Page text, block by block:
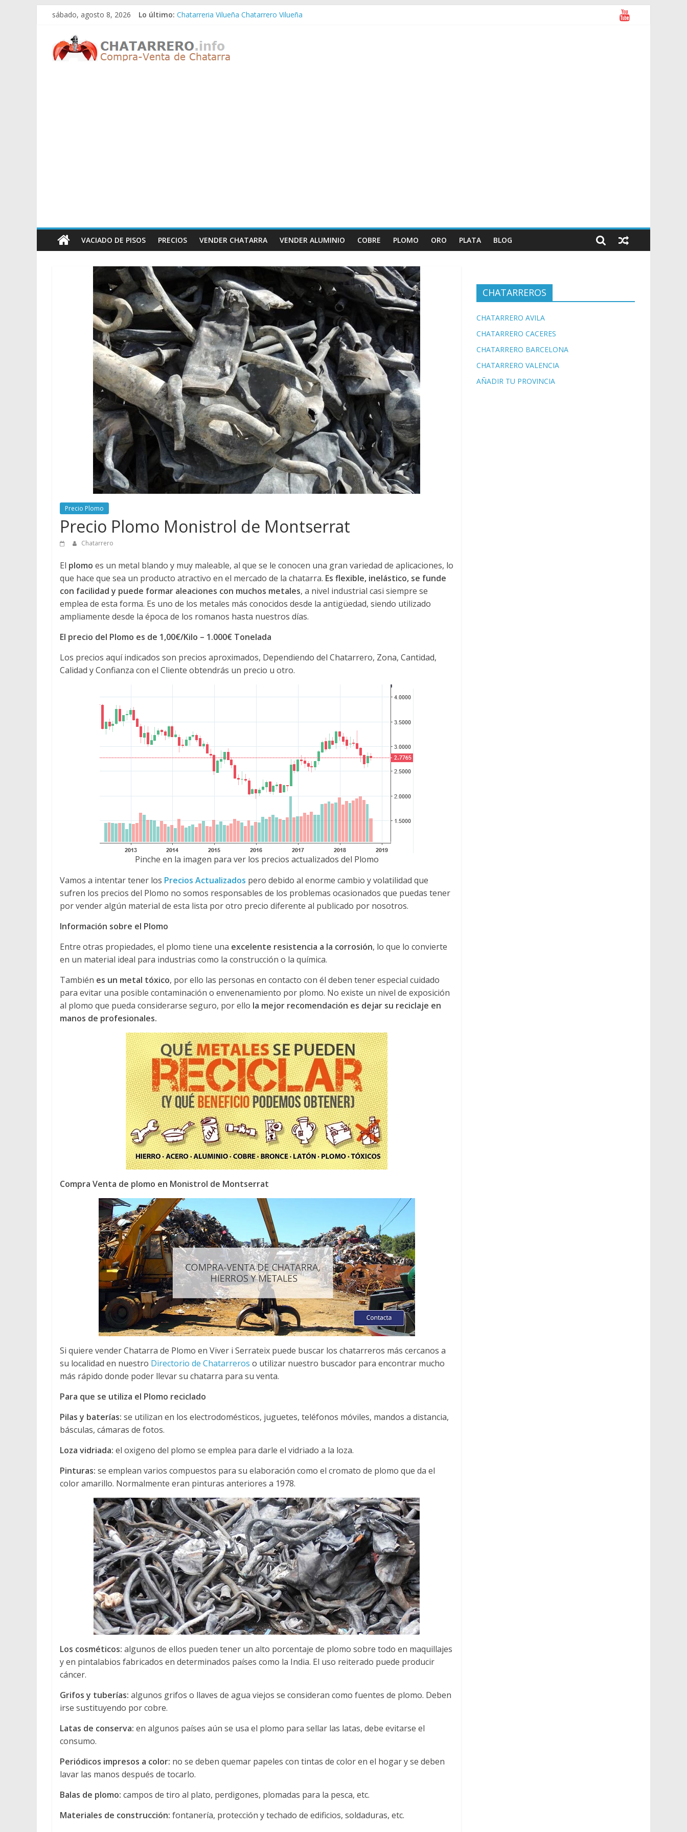
Saltar
contenido
sábado, agosto 8, 2026 Lo último: Chatarreria Vilueña Chatarrero Vilueña
Chatarreria Zaida Chatarrero Zaida
Chatarreria Vistabella Chatarrero Vistabella
Chatarreros
vender
ChatarraVACIADO DE PISOS PRECIOS VENDER CHATARRA VENDER ALUMINIO COBRE PLOMO ORO PLATA BLOG
Precio Plomo
Precio Plomo Monistrol de Montserrat
Chatarrero
El plomo es un metal blando y muy maleable, al que se le conocen una gran variedad de aplicaciones, lo
que hace que sea un producto atractivo en el mercado de la chatarra. Es flexible, inelástico, se funde
con facilidad y puede formar aleaciones con muchos metales, a nivel industrial casi siempre se
emplea de esta forma. Es uno de los metales más conocidos desde la antigüedad, siendo utilizado
ampliamente desde la época de los romanos hasta nuestros días.
El precio del Plomo es de 1,00€/Kilo – 1.000€ Tonelada
Los precios aquí indicados son precios aproximados, Dependiendo del Chatarrero, Zona, Cantidad,
Calidad y Confianza con el Cliente obtendrás un precio u otro.
Pinche en la imagen para ver los precios actualizados del Plomo
Vamos a intentar tener los Precios Actualizados pero debido al enorme cambio y volatilidad que
sufren los precios del Plomo no somos responsables de los problemas ocasionados que puedas tener
por vender algún material de esta lista por otro precio diferente al publicado por nosotros.
Información sobre el Plomo
Entre otras propiedades, el plomo tiene una excelente resistencia a la corrosión, lo que lo convierte
en un material ideal para industrias como la construcción o la química.
También es un metal tóxico, por ello las personas en contacto con él deben tener especial cuidado
para evitar una posible contaminación o envenenamiento por plomo. No existe un nivel de exposición
al plomo que pueda considerarse seguro, por ello la mejor recomendación es dejar su reciclaje en
manos de profesionales.
Compra Venta de plomo en Monistrol de Montserrat
Si quiere vender Chatarra de Plomo en Viver i Serrateix puede buscar los chatarreros más cercanos a
su localidad en nuestro Directorio de Chatarreros o utilizar nuestro buscador para encontrar mucho
más rápido donde poder llevar su chatarra para su venta.
Para que se utiliza el Plomo reciclado
Pilas y baterías: se utilizan en los electrodomésticos, juguetes, teléfonos móviles, mandos a distancia,
básculas, cámaras de fotos.
Loza vidriada: el oxigeno del plomo se emplea para darle el vidriado a la loza.
Pinturas: se emplean varios compuestos para su elaboración como el cromato de plomo que da el
color amarillo. Normalmente eran pinturas anteriores a 1978.
Los cosméticos: algunos de ellos pueden tener un alto porcentaje de plomo sobre todo en maquillajes
y en pintalabios fabricados en determinados países como la India. El uso reiterado puede producir
cáncer.
Grifos y tuberías: algunos grifos o llaves de agua viejos se consideran como fuentes de plomo. Deben
irse sustituyendo por cobre.
Latas de conserva: en algunos países aún se usa el plomo para sellar las latas, debe evitarse el
consumo.
Periódicos impresos a color: no se deben quemar papeles con tintas de color en el hogar y se deben
lavar las manos después de tocarlo.
Balas de plomo: campos de tiro al plato, perdigones, plomadas para la pesca, etc.
Materiales de construcción: fontanería, protección y techado de edificios, soldaduras, etc.
CHATARREROS
CHATARRERO AVILA
CHATARRERO CACERES
CHATARRERO BARCELONA
CHATARRERO VALENCIA
AÑADIR TU PROVINCIA